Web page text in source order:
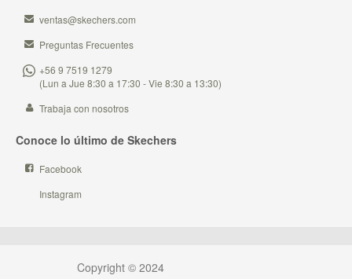
ventas@skechers.com
Preguntas Frecuentes
+56 9 7519 1279
(Lun a Jue 8:30 a 17:30 - Vie 8:30 a 13:30)
Trabaja con nosotros
Conoce lo último de Skechers
Facebook
Instagram
Copyright © 2024